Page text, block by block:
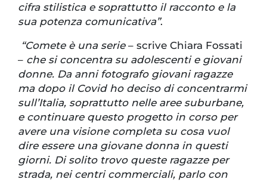
cifra stilistica e soprattutto il racconto e la
sua potenza comunicativa”.
“Comete è una serie– scrive Chiara Fossati
– che si concentra su adolescenti e giovani
donne. Da anni fotografo giovani ragazze
ma dopo il Covid ho deciso di concentrarmi
sull’Italia, soprattutto nelle aree suburbane,
e continuare questo progetto in corso per
avere una visione completa su cosa vuol
dire essere una giovane donna in questi
giorni. Di solito trovo queste ragazze per
strada, nei centri commerciali, parlo con